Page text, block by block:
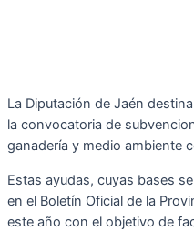
La Diputación de Jaén
la convocatoria de
ganadería y medio ambiente
Estas ayudas, cuyas bases
en el Boletín Oficial de la
este año con el objetivo de